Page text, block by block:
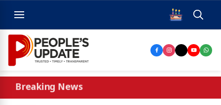
Breaking News